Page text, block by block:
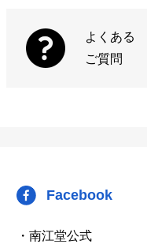
よくある
ご質問
Facebook
・南江堂公式